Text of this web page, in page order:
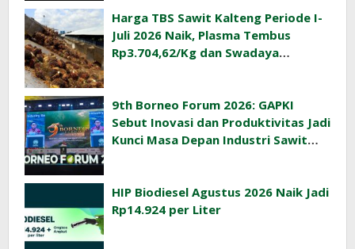
Harga TBS Sawit Kalteng Periode I-
Juli 2026 Naik, Plasma Tembus
Rp3.704,62/Kg dan Swadaya
9th Borneo Forum 2026: GAPKI
Sebut Inovasi dan Produktivitas Jadi
Kunci Masa Depan Industri Sawit
HIP Biodiesel Agustus 2026 Naik Jadi
Rp14.924 per Liter